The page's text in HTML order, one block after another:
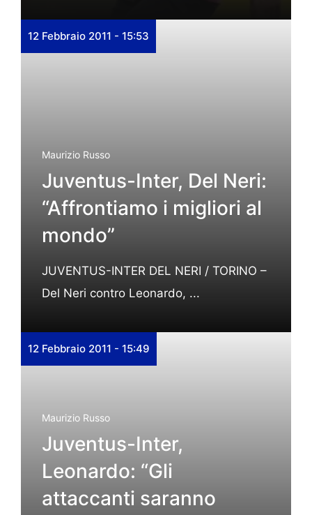
12 Febbraio 2011 - 15:53
Maurizio Russo
Juventus-Inter, Del Neri:
“Affrontiamo i migliori al
mondo”
JUVENTUS-INTER DEL NERI / TORINO –
Del Neri contro Leonardo, ...
12 Febbraio 2011 - 15:49
Maurizio Russo
Juventus-Inter,
Leonardo: “Gli
attaccanti saranno